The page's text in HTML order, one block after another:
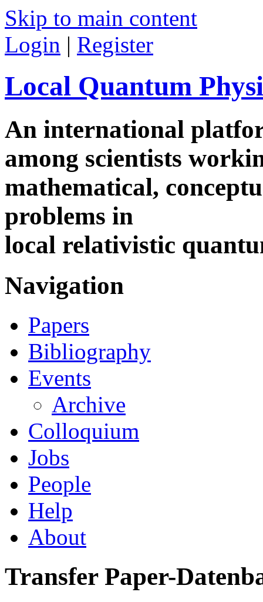
Skip to main content
Login | Register
Local Quantum
An international
among scientists
mathematical,
problems in
local relativistic
Navigation
Papers
Bibliography
Events
Archive
Colloquium
Jobs
People
Help
About
Transfer Paper-